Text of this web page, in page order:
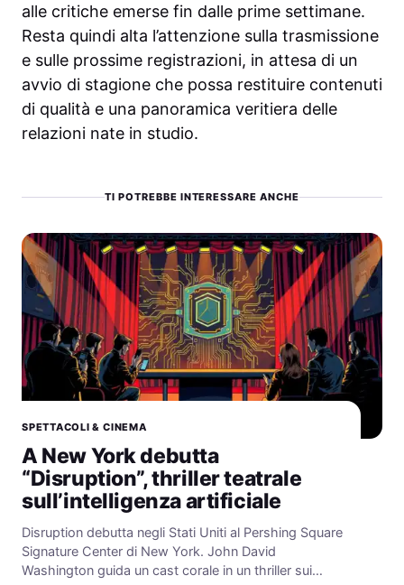
alle critiche emerse fin dalle prime settimane.
Resta quindi alta l’attenzione sulla trasmissione
e sulle prossime registrazioni, in attesa di un
avvio di stagione che possa restituire contenuti
di qualità e una panoramica veritiera delle
relazioni nate in studio.
TI POTREBBE INTERESSARE ANCHE
SPETTACOLI & CINEMA
A New York debutta
“Disruption”, thriller teatrale
sull’intelligenza artificiale
Disruption debutta negli Stati Uniti al Pershing Square
Signature Center di New York. John David
Washington guida un cast corale in un thriller sui…